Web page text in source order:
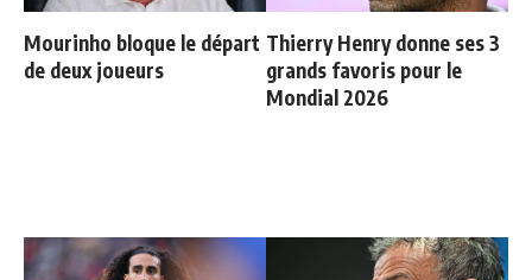
Mourinho bloque le départ
de deux joueurs
Thierry Henry donne ses 3
grands favoris pour le
Mondial 2026